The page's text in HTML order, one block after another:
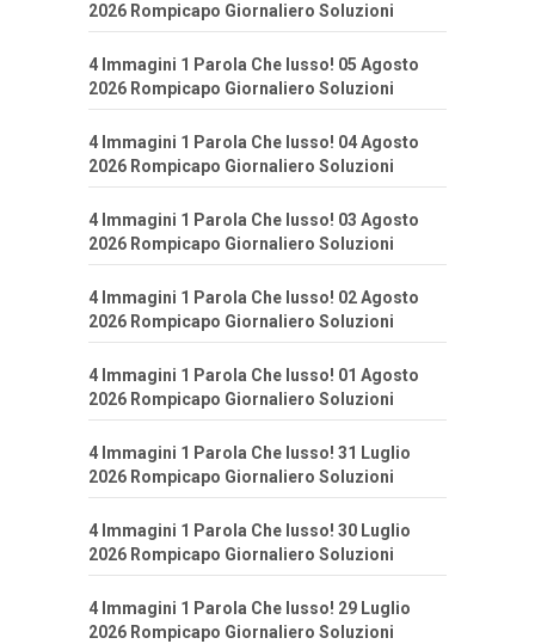
2026 Rompicapo Giornaliero Soluzioni
4 Immagini 1 Parola Che lusso! 05 Agosto
2026 Rompicapo Giornaliero Soluzioni
4 Immagini 1 Parola Che lusso! 04 Agosto
2026 Rompicapo Giornaliero Soluzioni
4 Immagini 1 Parola Che lusso! 03 Agosto
2026 Rompicapo Giornaliero Soluzioni
4 Immagini 1 Parola Che lusso! 02 Agosto
2026 Rompicapo Giornaliero Soluzioni
4 Immagini 1 Parola Che lusso! 01 Agosto
2026 Rompicapo Giornaliero Soluzioni
4 Immagini 1 Parola Che lusso! 31 Luglio
2026 Rompicapo Giornaliero Soluzioni
4 Immagini 1 Parola Che lusso! 30 Luglio
2026 Rompicapo Giornaliero Soluzioni
4 Immagini 1 Parola Che lusso! 29 Luglio
2026 Rompicapo Giornaliero Soluzioni